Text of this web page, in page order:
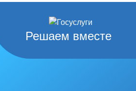
Решаем вместе